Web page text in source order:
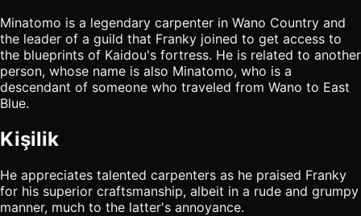
Minatomo is a legendary carpenter in Wano Country and
the leader of a guild that Franky joined to get access to
the blueprints of Kaidou's fortress. He is related to another
person, whose name is also Minatomo, who is a
descendant of someone who traveled from Wano to East
Blue.
Kişilik
He appreciates talented carpenters as he praised Franky
for his superior craftsmanship, albeit in a rude and grumpy
manner, much to the latter's annoyance.